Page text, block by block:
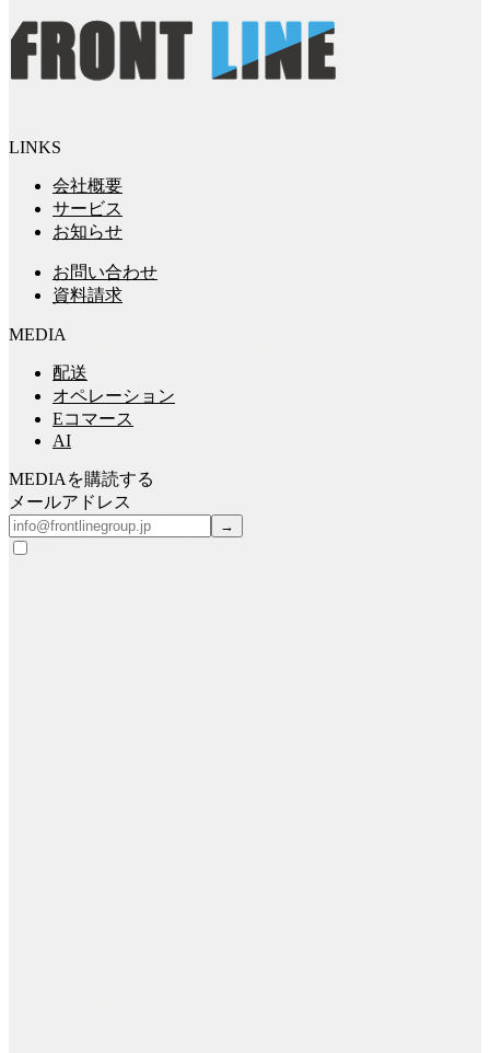
LINKS
会社概要
サービス
お知らせ
お問い合わせ
資料請求
MEDIA
配送
オペレーション
Eコマース
AI
MEDIA を購読する
メールアドレス
→